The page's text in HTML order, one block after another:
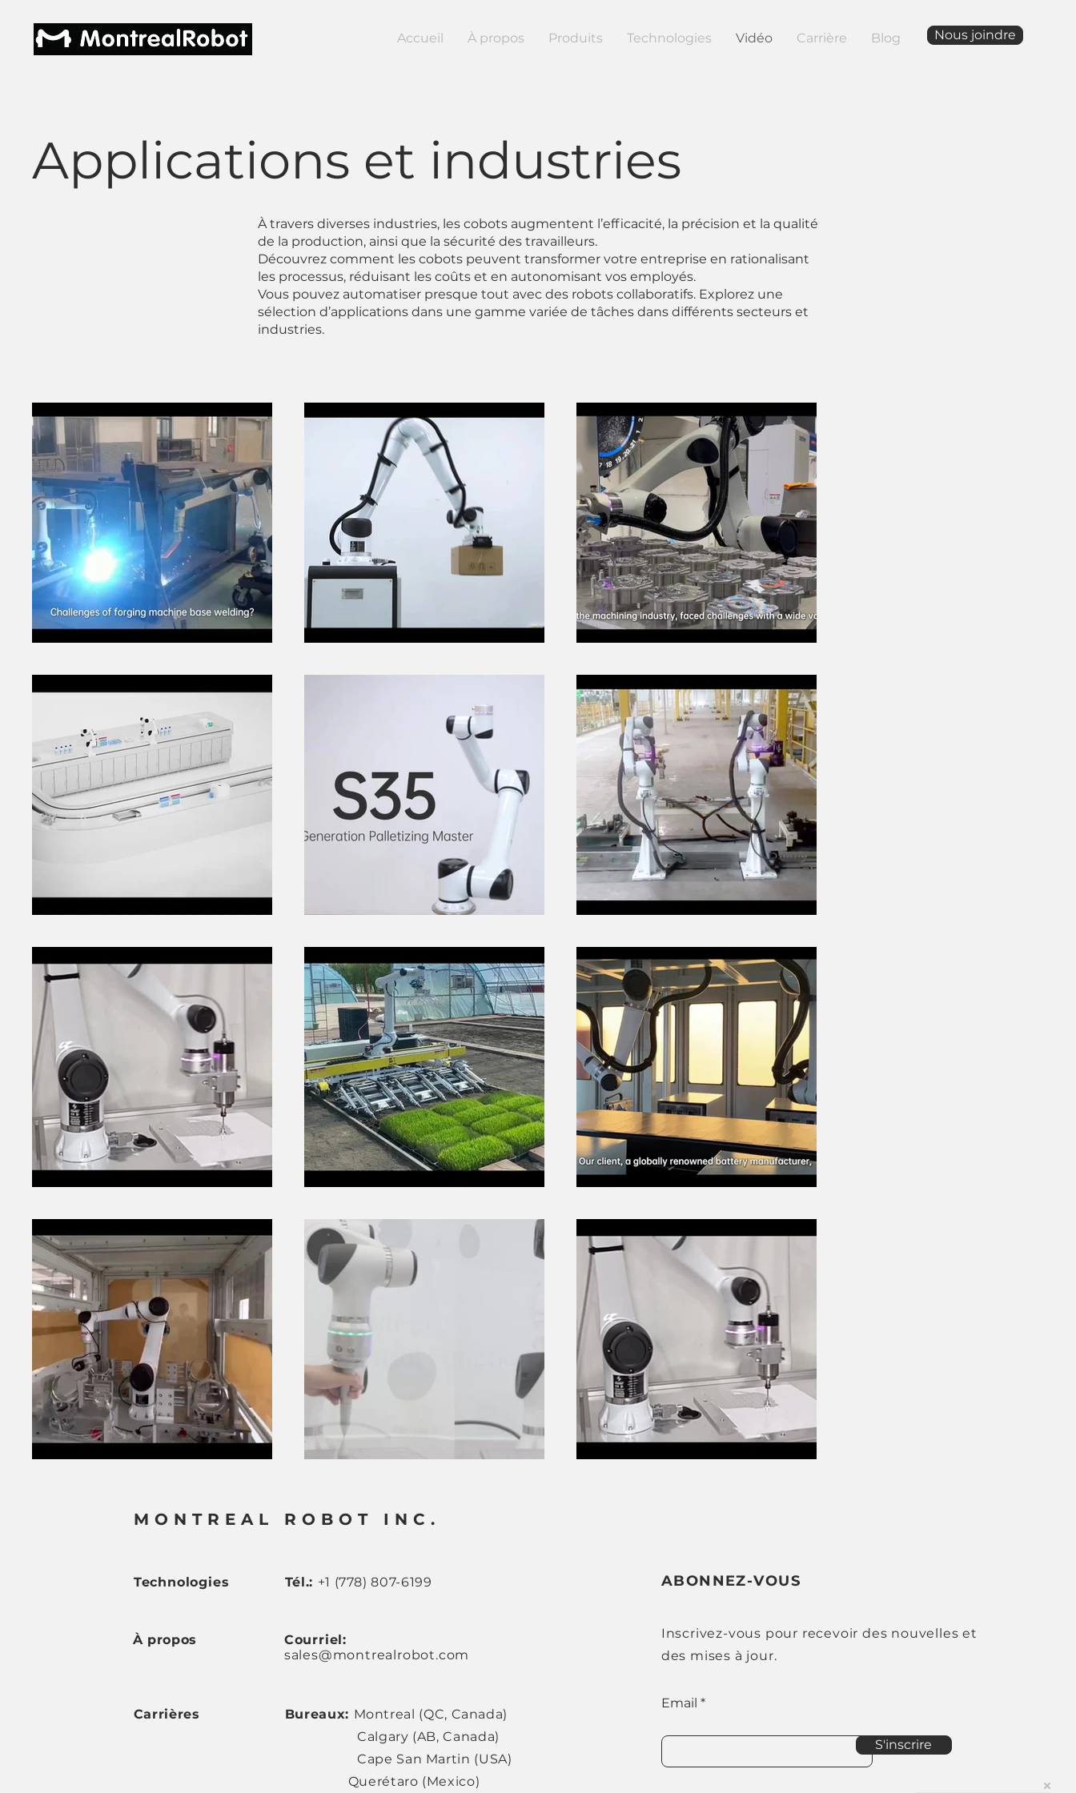
Accueil À propos Produits Technologies Vidéo Carrière Blog Nous joindre
Applications et industries
À travers diverses industries, les cobots augmentent l’efficacité, la précision et la qualité
de la production, ainsi que la sécurité des travailleurs.
Découvrez comment les cobots peuvent transformer votre entreprise en rationalisant
les processus, réduisant les coûts et en autonomisant vos employés.
Vous pouvez automatiser presque tout avec des robots collaboratifs. Explorez une
sélection d’applications dans une gamme variée de tâches dans différents secteurs et
industries.
MONTREAL ROBOT INC.
Technologies
À propos
Carrières
Tél.: +1 (778) 807-6199
Courriel:
sales@montrealrobot.com
Bureaux: Montreal (QC, Canada)
Calgary (AB, Canada)
Cape San Martin (USA)
Querétaro (Mexico)
ABONNEZ-VOUS
Inscrivez-vous pour recevoir des nouvelles et
des mises à jour.
Email
S'inscrire